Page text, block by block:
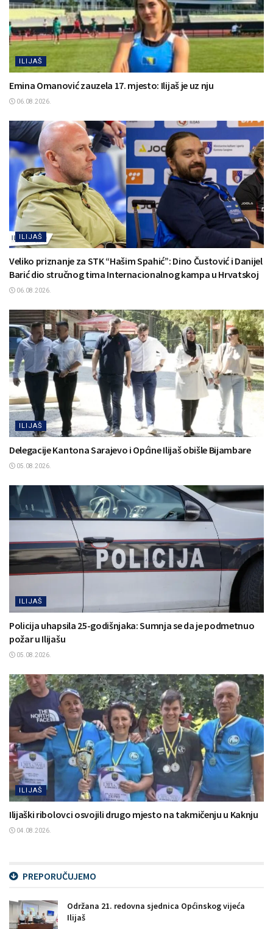
ILIJAŠ
Emina Omanović zauzela 17. mjesto: Ilijaš je uz nju
06.08.2026.
ILIJAŠ
Veliko priznanje za STK “Hašim Spahić”: Dino Čustović i Danijel
Barić dio stručnog tima Internacionalnog kampa u Hrvatskoj
06.08.2026.
ILIJAŠ
Delegacije Kantona Sarajevo i Općine Ilijaš obišle Bijambare
05.08.2026.
ILIJAŠ
Policija uhapsila 25-godišnjaka: Sumnja se da je podmetnuo
požar u Ilijašu
05.08.2026.
ILIJAŠ
Ilijaški ribolovci osvojili drugo mjesto na takmičenju u Kaknju
04.08.2026.
PREPORUČUJEMO
Održana 21. redovna sjednica Općinskog vijeća
Ilijaš